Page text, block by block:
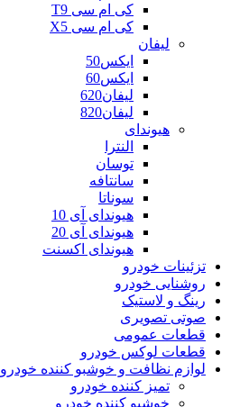
کی ام سی T9
کی ام سی X5
لیفان
ایکس50
ایکس60
لیفان620
لیفان820
هیوندای
النترا
توسان
سانتافه
سوناتا
هیوندای آی 10
هیوندای آی 20
هیوندای اکسنت
تزئینات خودرو
روشنایی خودرو
رینگ و لاستیک
صوتی تصویری
قطعات عمومی
قطعات لوکس خودرو
لوازم نظافت و خوشبو کننده خودرو
تمیز کننده خودرو
خوشبو کننده خودرو